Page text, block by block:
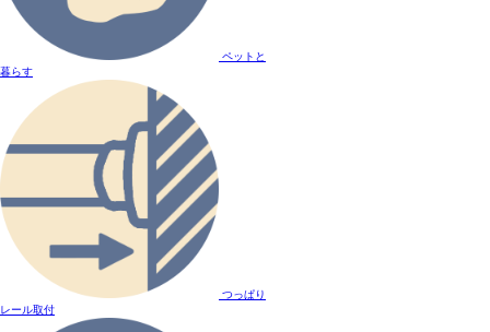
ペットと
暮らす
つっぱり
レール取付